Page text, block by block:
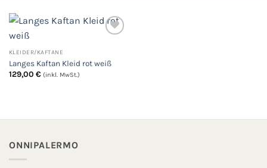
die
KLEIDER/KAFTANE
Langes Kaftan Kleid rot weiß
129,00 € (inkl. MwSt.)
ONNIPALERMO